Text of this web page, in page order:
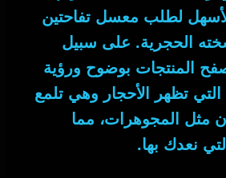
لطلب معسل تفاحتين
الحجرية. على سبيل
المنتجات بوضوح ورؤية
التي تظهر الأحجار وهي تلمع
مثل المجوهرات، مما
نعدك بها.